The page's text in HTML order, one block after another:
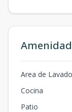
Area de Lavado
Cocina
Patio